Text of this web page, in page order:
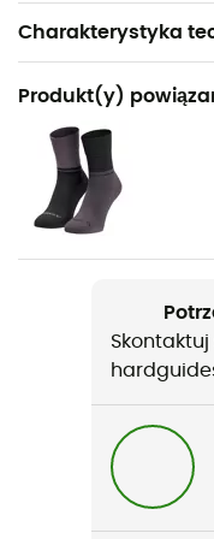
Charakterystyka
Polecane dla
Codzienny użytek /
Rodzaj
Kobiety
Ciężar
Nazwa produktu
Cyclist padded Parka
Ceplex Active
Produkt(y)
Skontaktuj